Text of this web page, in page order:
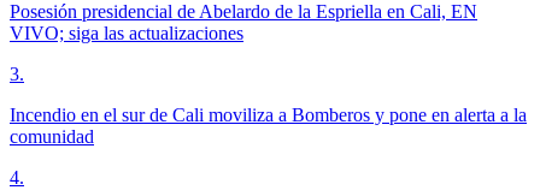
Posesión presidencial de Abelardo de la Espriella en Cali, EN
VIVO; siga las actualizaciones
3.
Incendio en el sur de Cali moviliza a Bomberos y pone en alerta a la
comunidad
4.